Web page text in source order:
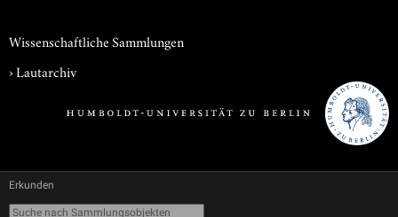
Wissenschaftliche Sammlungen
›Lautarchiv
Erkunden